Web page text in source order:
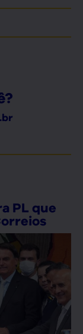
PL que